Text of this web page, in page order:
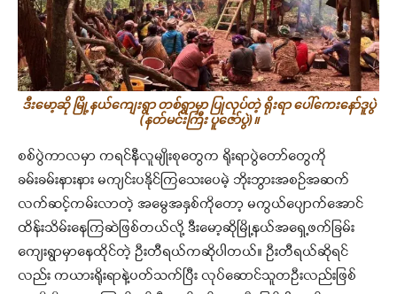
ဒီးမော့ဆို မြို့နယ်ကျေးရွာ တစ်ရွာမှာ ပြုလုပ်တဲ့ ရိုးရာ ပေါ်ကေးနော်ဒူပွဲ
(နတ်မင်းကြီး ပူဇော်ပွဲ)။
စစ်ပွဲကာလမှာ ကရင်နီလူမျိုးစုတွေက ရိုးရာပွဲတော်တွေကို
ခမ်းခမ်းနားနား မကျင်းပနိုင်ကြသေးပေမဲ့ ဘိုးဘွားအစဉ်အဆက်
လက်ဆင့်ကမ်းလာတဲ့ အမွေအနှစ်ကိုတော့ မကွယ်ပျောက်အောင်
ထိန်းသိမ်းနေကြဆဲဖြစ်တယ်လို့ ဒီးမော့ဆိုမြို့နယ်အရှေ့ဖက်ခြမ်း
ကျေးရွာမှာနေထိုင်တဲ့ ဦးတီရယ်ကဆိုပါတယ်။ ဦးတီရယ်ဆိုရင်
လည်း ကယားရိုးရာနဲ့ပတ်သက်ပြီး လုပ်ဆောင်သူတဦးလည်းဖြစ်